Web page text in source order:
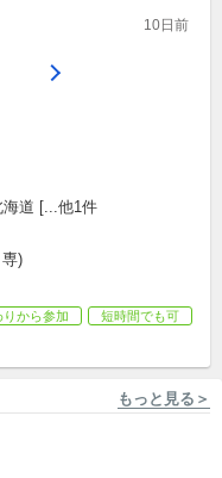
10日前
道 [...他1件
)
から参加
短時間でも可
もっと見る＞